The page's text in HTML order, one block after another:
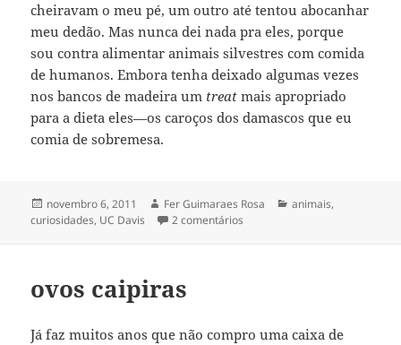
cheiravam o meu pé, um outro até tentou abocanhar
meu dedão. Mas nunca dei nada pra eles, porque
sou contra alimentar animais silvestres com comida
de humanos. Embora tenha deixado algumas vezes
nos bancos de madeira um treat mais apropriado
para a dieta eles—os caroços dos damascos que eu
comia de sobremesa.
Publicado
em
novembro 6, 2011 Autor
Fer Guimaraes Rosa Categorias
animais,
curiosidades, UC Davis 2 comentários
ovos caipiras
Já faz muitos anos que não compro uma caixa de